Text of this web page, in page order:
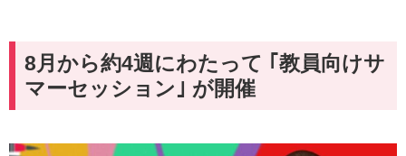
8月から約4週にわたって ｢教員向けサ
マーセッション｣ が開催